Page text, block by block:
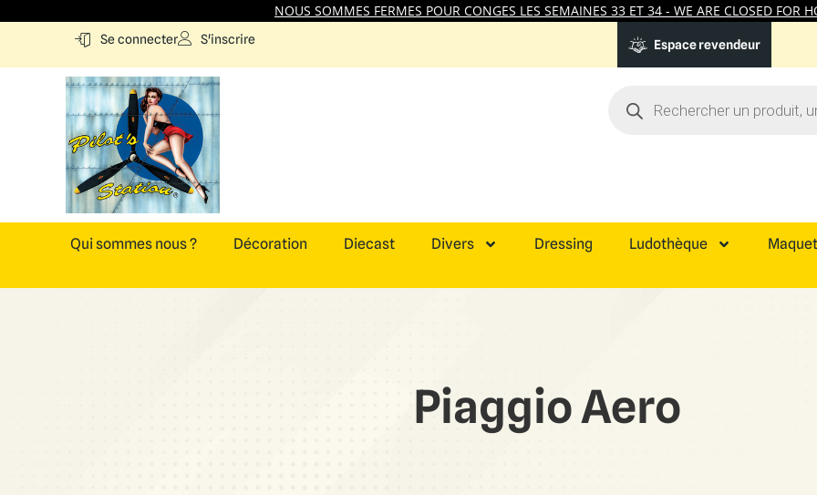
NOUS SOMMES FERMES POUR CONGES LES SEMAINES 33 ET 34 - WE ARE CLOSED FOR
Se connecter S'inscrire Espace revendeur
Qui sommes nous ? Décoration Diecast Divers Dressing Ludothèque
Piaggio Aero